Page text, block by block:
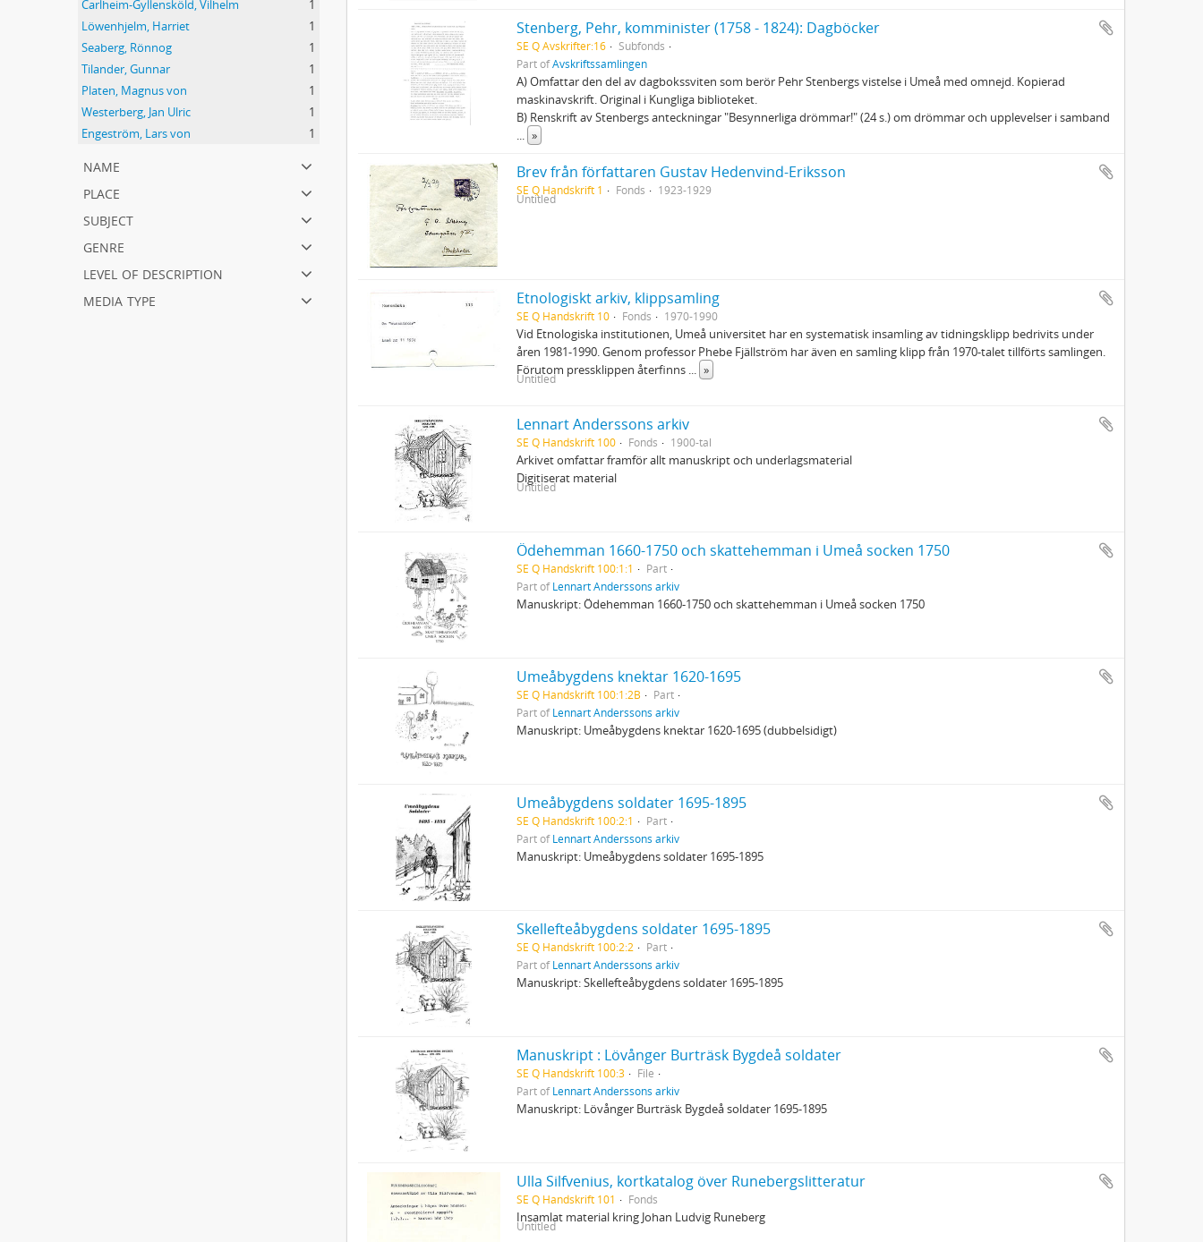
Carlheim-Gyllensköld, Vilhelm
1
Löwenhjelm, Harriet
1
Seaberg, Rönnog
1
Tilander, Gunnar
1
Platen, Magnus von
1
Westerberg, Jan Ulric
1
Engeström, Lars von
1
name
place
subject
genre
level of description
media type
Stenberg, Pehr, komminister (1758 - 1824): Dagböcker
SE Q Avskrifter:16
Subfonds
Part ofAvskriftssamlingen
A) Omfattar den del av dagbokssviten som berör Pehr Stenbergs vistelse i Umeå med omnejd. Kopierad
maskinavskrift. Original i Kungliga biblioteket.
B) Renskrift av Stenbergs anteckningar "Besynnerliga drömmar!" (24 s.) om drömmar och upplevelser i samband
»
Brev från författaren Gustav Hedenvind-Eriksson
SE Q Handskrift 1 Fonds 1923-1929
Untitled
Etnologiskt arkiv, klippsamling
SE Q Handskrift 10 Fonds 1970-1990
Vid Etnologiska institutionen, Umeå universitet har en systematisk insamling av tidningsklipp bedrivits under
åren 1981-1990. Genom professor Phebe Fjällström har även en samling klipp från 1970-talet tillförts samlingen.
Förutom pressklippen återfinns
»
Untitled
Lennart Anderssons arkiv
SE Q Handskrift 100 Fonds 1900-tal
Arkivet omfattar framför allt manuskript och underlagsmaterial
Digitiserat material
Untitled
Ödehemman 1660-1750 och skattehemman i Umeå socken 1750
SE Q Handskrift 100:1:1
Part
Part ofLennart Anderssons arkiv
Manuskript: Ödehemman 1660-1750 och skattehemman i Umeå socken 1750
Umeåbygdens knektar 1620-1695
SE Q Handskrift 100:1:2B
Part
Part ofLennart Anderssons arkiv
Manuskript: Umeåbygdens knektar 1620-1695 (dubbelsidigt)
Umeåbygdens soldater 1695-1895
SE Q Handskrift 100:2:1
Part
Part ofLennart Anderssons arkiv
Manuskript: Umeåbygdens soldater 1695-1895
Skellefteåbygdens soldater 1695-1895
SE Q Handskrift 100:2:2
Part
Part ofLennart Anderssons arkiv
Manuskript: Skellefteåbygdens soldater 1695-1895
Manuskript : Lövånger Burträsk Bygdeå soldater
SE Q Handskrift 100:3
File
Part ofLennart Anderssons arkiv
Manuskript: Lövånger Burträsk Bygdeå soldater 1695-1895
Ulla Silfvenius, kortkatalog över Runebergslitteratur
SE Q Handskrift 101 Fonds
Insamlat material kring Johan Ludvig Runeberg
Untitled